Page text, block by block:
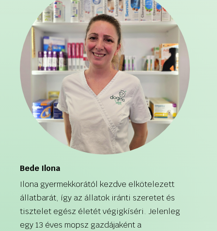
Bede Ilona
Ilona gyermekkorától kezdve elkötelezett
állatbarát, így az állatok iránti szeretet és
tisztelet egész életét végigkíséri. Jelenleg
egy 13 éves mopsz gazdájaként a